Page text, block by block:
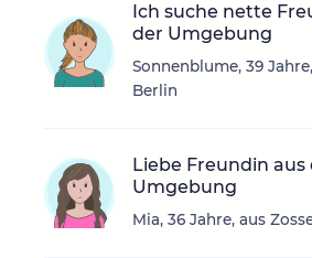
Ich suche nette
der Umgebung
Sonnenblume, 39
Berlin
Liebe Freundin aus
Umgebung
Mia, 36 Jahre, aus